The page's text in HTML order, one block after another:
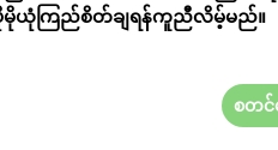
ယုံကြည်စိတ်ချရန်ကူညီလိမ့်မည်။
စတင်